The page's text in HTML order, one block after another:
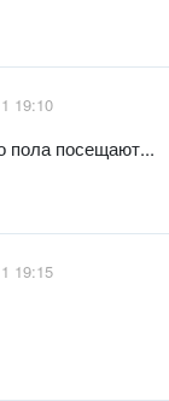
19:10
пола посещают...
19:15